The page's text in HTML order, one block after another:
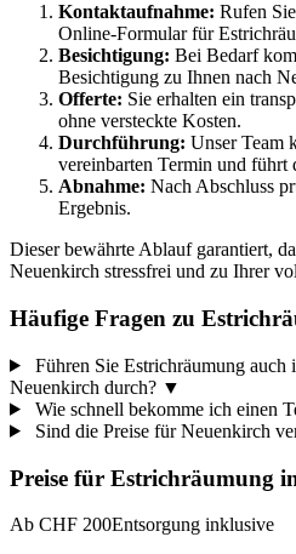
Kontaktaufnahme: Rufen
Online-Formular für
Besichtigung: Bei Bedarf
Besichtigung zu Ihnen nach
Offerte: Sie erhalten ein
ohne versteckte Kosten.
Durchführung: Unser Team
vereinbarten Termin und führt
Abnahme: Nach Abschluss
Ergebnis.
Dieser bewährte Ablauf garantiert,
Neuenkirch stressfrei und zu Ihrer
Häufige Fragen zu
Führen Sie Estrichräumung auch
Neuenkirch durch? ▼
Wie schnell bekomme ich einen
Sind die Preise für Neuenkirch
Preise für Estrichräumung
Ab CHF 200Entsorgung inklusive